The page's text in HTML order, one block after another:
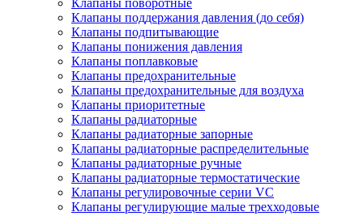
Клапаны поворотные
Клапаны поддержания давления (до себя)
Клапаны подпитывающие
Клапаны понижения давления
Клапаны поплавковые
Клапаны предохранительные
Клапаны предохранительные для воздуха
Клапаны приоритетные
Клапаны радиаторные
Клапаны радиаторные запорные
Клапаны радиаторные распределительные
Клапаны радиаторные ручные
Клапаны радиаторные термостатические
Клапаны регулировочные серии VC
Клапаны регулирующие малые трехходовые